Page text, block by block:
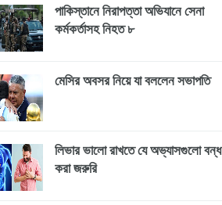
পাকিস্তানে নিরাপত্তা অভিযানে সেনা
কর্মকর্তাসহ নিহত ৮
মেসির অবসর নিয়ে যা বললেন সভাপতি
লিভার ভালো রাখতে যে অভ্যাসগুলো বন্ধ
করা জরুরি